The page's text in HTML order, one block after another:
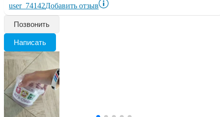
user_74142Добавить отзыв
Позвонить
Написать